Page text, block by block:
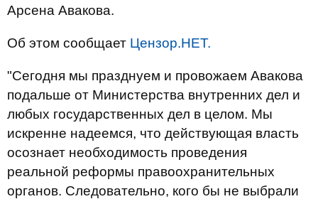
Арсена Авакова.
Об этом сообщает Цензор.НЕТ.
"Сегодня мы празднуем и провожаем Авакова
подальше от Министерства внутренних дел и
любых государственных дел в целом. Мы
искренне надеемся, что действующая власть
осознает необходимость проведения
реальной реформы правоохранительных
органов. Следовательно, кого бы не выбрали